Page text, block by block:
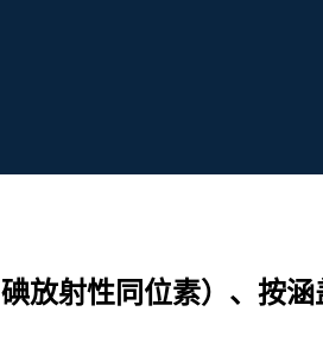
放射性同位素）、按